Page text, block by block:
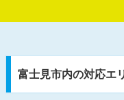
富士見市内の対応エ